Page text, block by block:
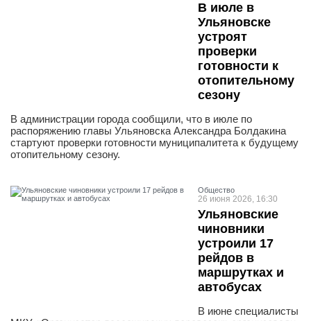
В июле в
Ульяновске
устроят
проверки
готовности к
отопительному
сезону
В администрации города сообщили, что в июле по
распоряжению главы Ульяновска Александра Болдакина
стартуют проверки готовности муниципалитета к будущему
отопительному сезону.
Общество
26 июня 2026, 16:30
Ульяновские
чиновники
устроили 17
рейдов в
маршрутках и
автобусах
В июне специалисты